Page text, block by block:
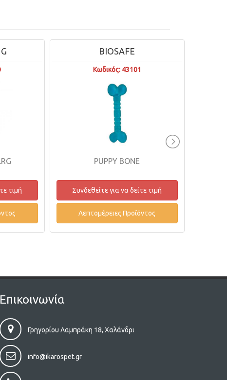
BIOSAFE
Κωδικός: 43101
PUPPY BONE
Συνδεθείτε για να δείτε τιμή
Λεπτομέρειες Προϊόντος
Επικοινωνία
Γρηγορίου Λαμπράκη 18, Χαλάνδρι
info@ikarospet.gr